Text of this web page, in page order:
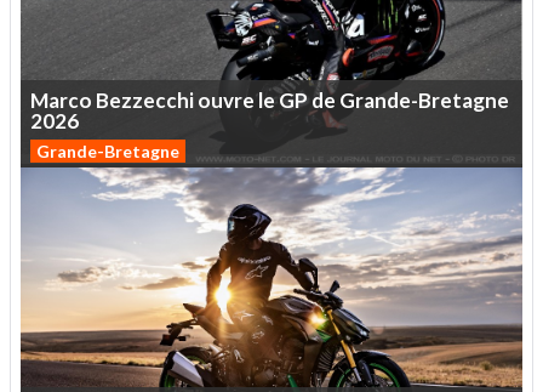
Marco Bezzecchiouvre leGPde Grande-Bretagne
2026
Grande-Bretagne